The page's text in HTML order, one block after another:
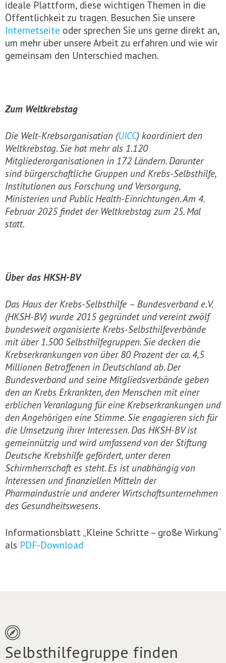
ideale Plattform, diese wichtigen Themen in die
Öffentlichkeit zu tragen. Besuchen Sie unsere
Internetseite oder sprechen Sie uns gerne direkt an,
um mehr über unsere Arbeit zu erfahren und wie wir
gemeinsam den Unterschied machen.
Zum Weltkrebstag
Die Welt-Krebsorganisation (UICC) koordiniert den
Weltkrebstag. Sie hat mehr als 1.120
Mitgliederorganisationen in 172 Ländern. Darunter
sind bürgerschaftliche Gruppen und Krebs-Selbsthilfe,
Institutionen aus Forschung und Versorgung,
Ministerien und Public Health-Einrichtungen. Am 4.
Februar 2025 findet der Weltkrebstag zum 25. Mal
statt.
Über das HKSH-BV
Das Haus der Krebs-Selbsthilfe – Bundesverband e.V.
(HKSH-BV) wurde 2015 gegründet und vereint zwölf
bundesweit organisierte Krebs-Selbsthilfeverbände
mit über 1.500 Selbsthilfegruppen. Sie decken die
Krebserkrankungen von über 80 Prozent der ca. 4,5
Millionen Betroffenen in Deutschland ab. Der
Bundesverband und seine Mitgliedsverbände geben
den an Krebs Erkrankten, den Menschen mit einer
erblichen Veranlagung für eine Krebserkrankungen und
den Angehörigen eine Stimme. Sie engagieren sich für
die Umsetzung ihrer Interessen. Das HKSH-BV ist
gemeinnützig und wird umfassend von der Stiftung
Deutsche Krebshilfe gefördert, unter deren
Schirmherrschaft es steht. Es ist unabhängig von
Interessen und finanziellen Mitteln der
Pharmaindustrie und anderer Wirtschaftsunternehmen
des Gesundheitswesens.
Informationsblatt „Kleine Schritte – große Wirkung“
als PDF-Download
Selbsthilfegruppe finden